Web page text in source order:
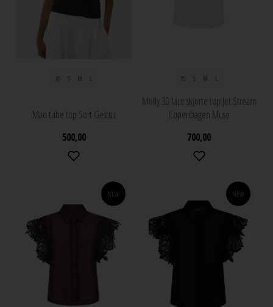
XS S M L
Mao tube top Sort Gestuz
500,00
XS S M L
Molly 3D lace skjorte top Jet Stream
Copenhagen Muse
700,00
NEW NEW